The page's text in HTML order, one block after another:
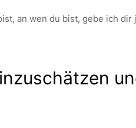
an wen du bist, gebe ich